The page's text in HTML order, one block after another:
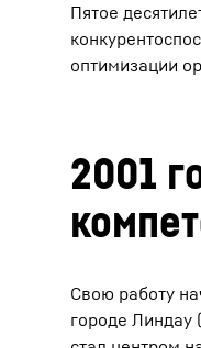
Пятое
оптимизации
2001
Свою работу
городе Линдау